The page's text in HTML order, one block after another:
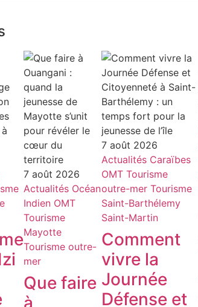
7 août 2026
Actualités Océan
Indien OMT
Tourisme
Mayotte
Tourisme outre-
mer
Que faire
à
7 août 2026
Actualités Caraïbes
OMT Tourisme
outre-mer Tourisme
Saint-Barthélemy
Saint-Martin
Comment
vivre la
Journée
Défense et